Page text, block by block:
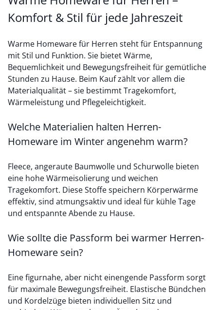
Komfort & Stil für jede Jahreszeit
Warme Homeware für Herren steht für Entspannung
mit Stil und Funktion. Sie bietet Wärme,
Bequemlichkeit und Bewegungsfreiheit für gemütliche
Stunden zu Hause. Beim Kauf zählt vor allem die
Materialqualität – sie bestimmt Tragekomfort,
Wärmeleistung und Pflegeleichtigkeit.
Welche Materialien halten Herren-
Homeware im Winter angenehm warm?
Fleece, angeraute Baumwolle und Schurwolle bieten
eine hohe Wärmeisolierung und weichen
Tragekomfort. Diese Stoffe speichern Körperwärme
effektiv, sind atmungsaktiv und ideal für kühle Tage
und entspannte Abende zu Hause.
Wie sollte die Passform bei warmer Herren-
Homeware sein?
Eine figurnahe, aber nicht einengende Passform sorgt
für maximale Bewegungsfreiheit. Elastische Bündchen
und Kordelzüge bieten individuellen Sitz und